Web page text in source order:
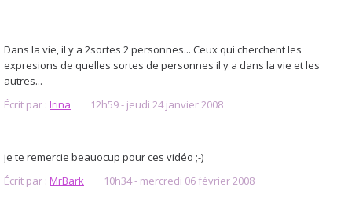
Dans la vie, il y a 2sortes 2 personnes... Ceux qui cherchent les
expresions de quelles sortes de personnes il y a dans la vie et les
autres...
Écrit par : Irina 12h59- jeudi 24 janvier 2008
je te remercie beauocup pour ces vidéo ;-)
Écrit par : MrBark 10h34- mercredi 06 février 2008